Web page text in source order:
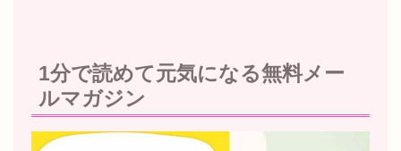
1分で読めて元気になる無料メー
ルマガジン